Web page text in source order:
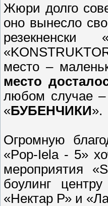
Жюри долго
оно вынесло
место –
место
любом случае
«БУБЕНЧИКИ».
Огромную
«Pop-Iela - 5»
мероприятия
боулинг
«Нектар Р» и